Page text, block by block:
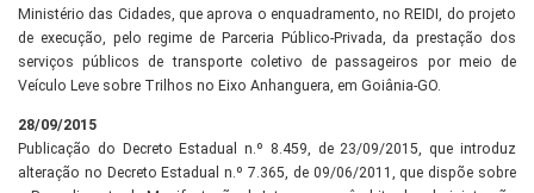
Ministério das Cidades, que aprova o enquadramento, no REIDI, do projeto
de execução, pelo regime de Parceria Público-Privada, da prestação dos
serviços públicos de transporte coletivo de passageiros por meio de
Veículo Leve sobre Trilhos no Eixo Anhanguera, em Goiânia-GO.
28/09/2015
Publicação do Decreto Estadual n.º 8.459, de 23/09/2015, que introduz
alteração no Decreto Estadual n.º 7.365, de 09/06/2011, que dispõe sobre